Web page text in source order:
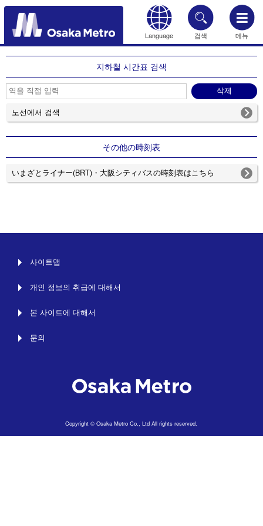
Language 검색 메뉴
HOME
지하철 시간표 검색
노선에서 검색
その他の時刻表
いまざとライナー(BRT)・大阪シティバスの時刻表はこちら
사이트맵
개인 정보의 취급에 대해서
본 사이트에 대해서
문의
Copyright © Osaka Metro Co., Ltd All rights reserved.